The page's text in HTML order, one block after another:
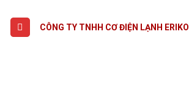
content
CÔNG TY TNHH CƠ ĐIỆN LẠNH ERIKO